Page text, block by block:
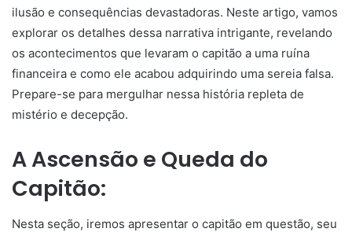
ilusão e consequências devastadoras. Neste artigo, vamos
explorar os detalhes dessa narrativa intrigante, revelando
os acontecimentos que levaram o capitão a uma ruína
financeira e como ele acabou adquirindo uma sereia falsa.
Prepare-se para mergulhar nessa história repleta de
mistério e decepção.
A Ascensão e Queda do
Capitão:
Nesta seção, iremos apresentar o capitão em questão, seu